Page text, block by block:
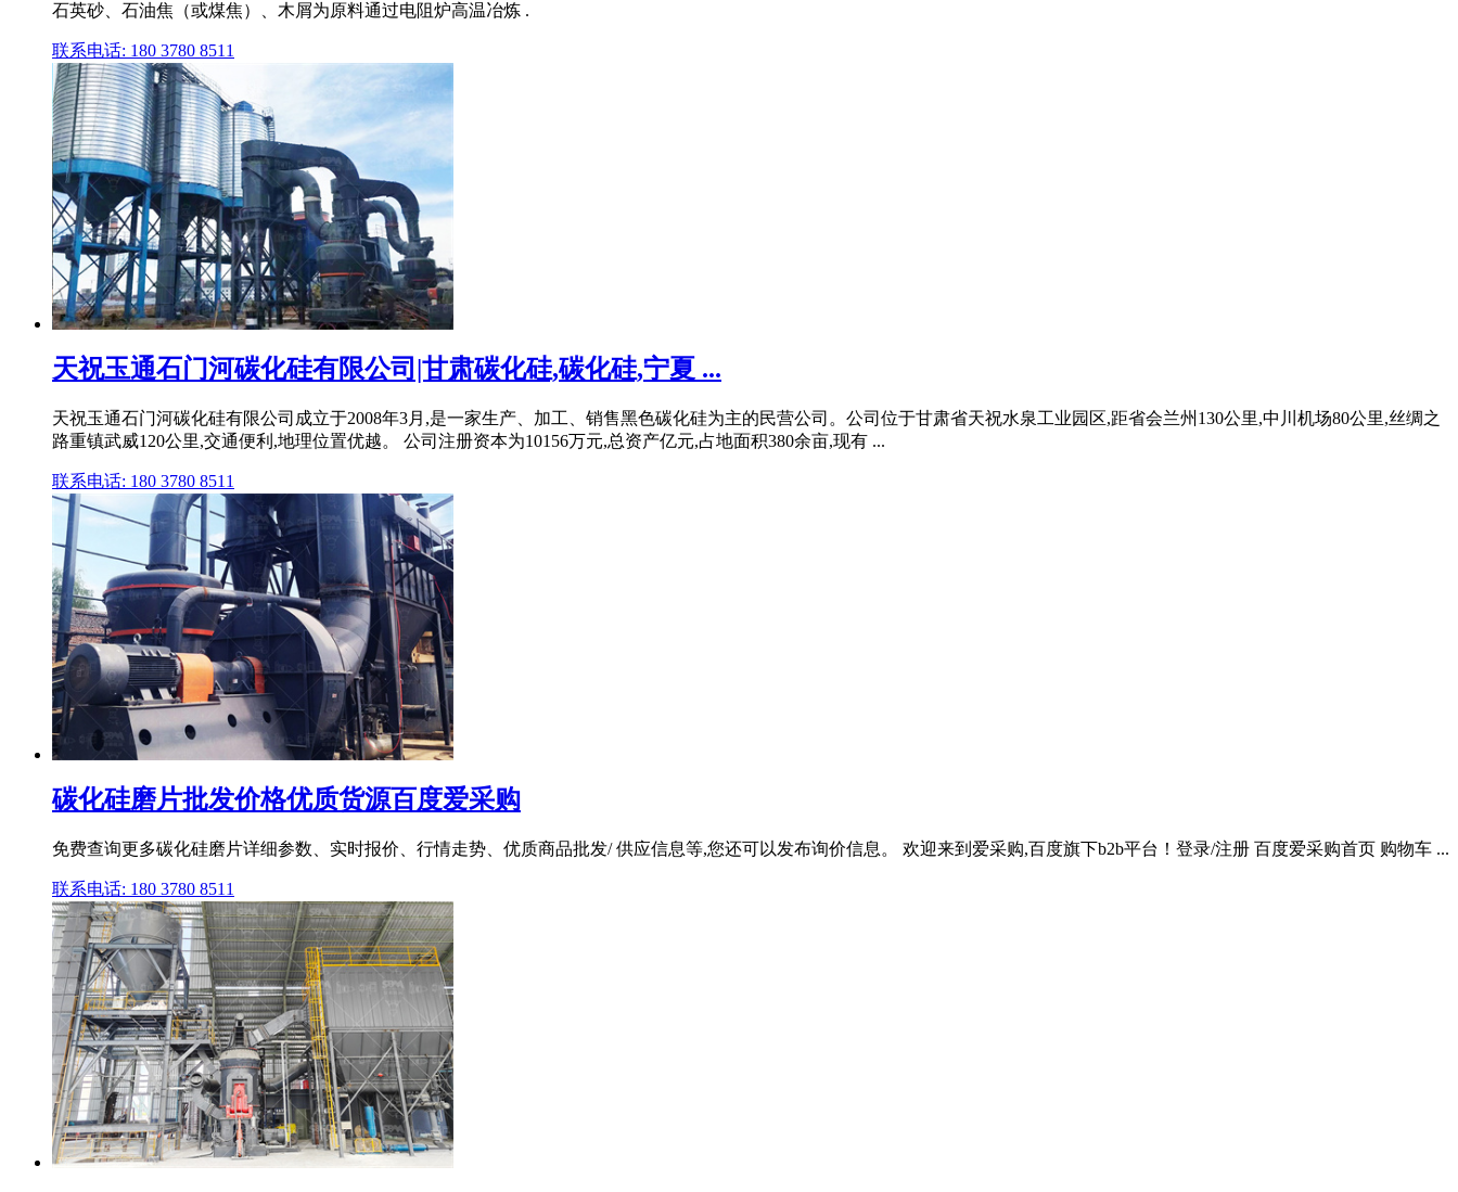
石英砂、石油焦（或煤焦）、木屑为原料通过电阻炉高温冶炼 .
联系电话: 180 3780 8511
天祝玉通石门河碳化硅有限公司|甘肃碳化硅,碳化硅,宁夏 ...
天祝玉通石门河碳化硅有限公司成立于2008年3月,是一家生产、加工、销售黑色碳化硅为主的民营公司。公司位于甘肃省天祝水泉工业园区,距省会兰州130公里,中川机场80公里,丝绸之
路重镇武威120公里,交通便利,地理位置优越。 公司注册资本为10156万元,总资产亿元,占地面积380余亩,现有 ...
联系电话: 180 3780 8511
碳化硅磨片批发价格优质货源百度爱采购
免费查询更多碳化硅磨片详细参数、实时报价、行情走势、优质商品批发/ 供应信息等,您还可以发布询价信息。 欢迎来到爱采购,百度旗下b2b平台！登录/注册 百度爱采购首页 购物车 ...
联系电话: 180 3780 8511